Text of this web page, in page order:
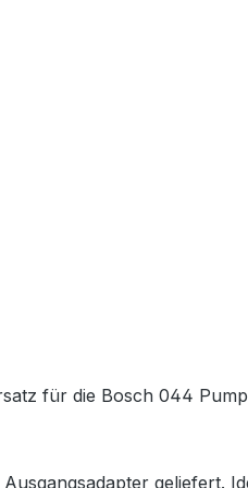
für die Bosch 044
geliefert.